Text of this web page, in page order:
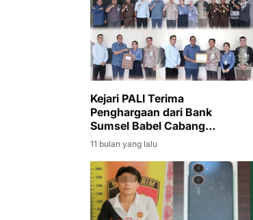
Kejari PALI Terima
Penghargaan dari Bank
Sumsel Babel Cabang
Pendopo atas Keberhasilan
Penagihan Kredit Macet
11 bulan yang lalu